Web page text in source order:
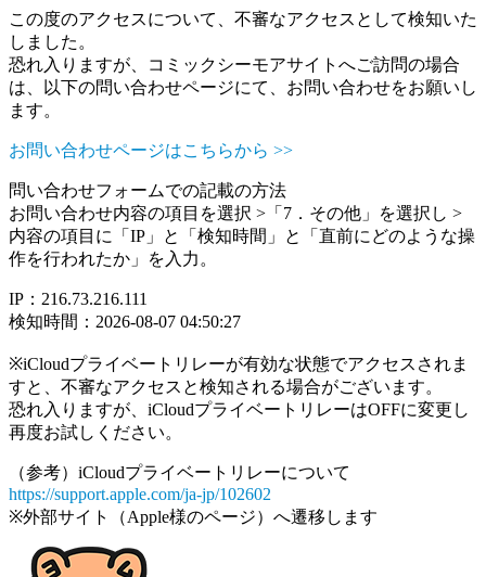
この度のアクセスについて、不審なアクセスとして検知いた
しました。
恐れ入りますが、コミックシーモアサイトへご訪問の場合
は、以下の問い合わせページにて、お問い合わせをお願いし
ます。
お問い合わせページはこちらから >>
問い合わせフォームでの記載の方法
お問い合わせ内容の項目を選択 >「7．その他」を選択し >
内容の項目に「IP」と「検知時間」と「直前にどのような操
作を行われたか」を入力。
IP：216.73.216.111
検知時間：2026-08-07 04:50:27
※iCloudプライベートリレーが有効な状態でアクセスされま
すと、不審なアクセスと検知される場合がございます。
恐れ入りますが、iCloudプライベートリレーはOFFに変更し
再度お試しください。
（参考）iCloudプライベートリレーについて
https://support.apple.com/ja-jp/102602
※外部サイト（Apple様のページ）へ遷移します